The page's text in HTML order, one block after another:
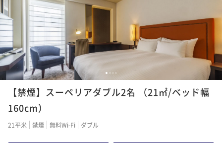
1 2 3 4
【禁煙】スーペリアダブル2名 （21㎡/ベッド幅
160cm）
21平米 禁煙 無料Wi-Fi ダブル